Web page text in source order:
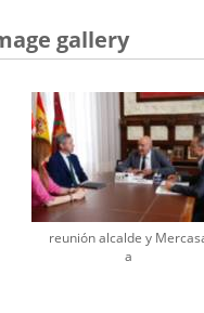
gallery
reunión alcalde y
a